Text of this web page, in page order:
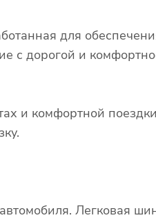
для
с дорогой и
и комфортной
Легковая